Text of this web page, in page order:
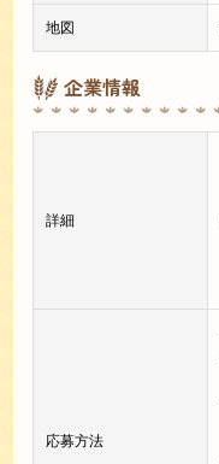
地図
企業情報
詳細
応募方法